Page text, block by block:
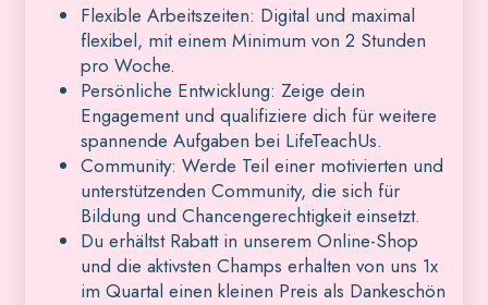
Flexible Arbeitszeiten: Digital und maximal
flexibel, mit einem Minimum von 2 Stunden
pro Woche.
Persönliche Entwicklung: Zeige dein
Engagement und qualifiziere dich für weitere
spannende Aufgaben bei LifeTeachUs.
Community: Werde Teil einer motivierten und
unterstützenden Community, die sich für
Bildung und Chancengerechtigkeit einsetzt.
Du erhältst Rabatt in unserem Online-Shop
und die aktivsten Champs erhalten von uns 1x
im Quartal einen kleinen Preis als Dankeschön